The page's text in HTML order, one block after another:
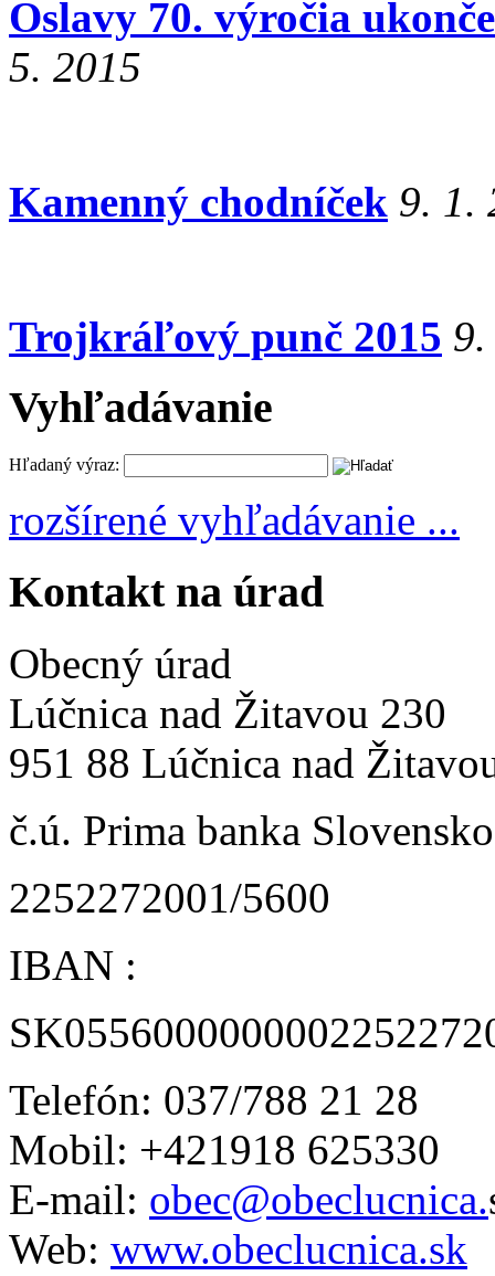
Oslavy 70. výročia
5. 2015
Kamenný chodníček 9. 1.
Trojkráľový punč 2015
Vyhľadávanie
Hľadaný výraz:
rozšírené vyhľadávanie ...
Kontakt na úrad
Obecný úrad
Lúčnica nad Žitavou 230
951 88 Lúčnica nad
č.ú. Prima banka
2252272001/5600
IBAN :
Telefón: 037/788 21 28
Mobil: +421918 625330
E-mail: obec@obeclucnica.
Web: www.obeclucnica.sk